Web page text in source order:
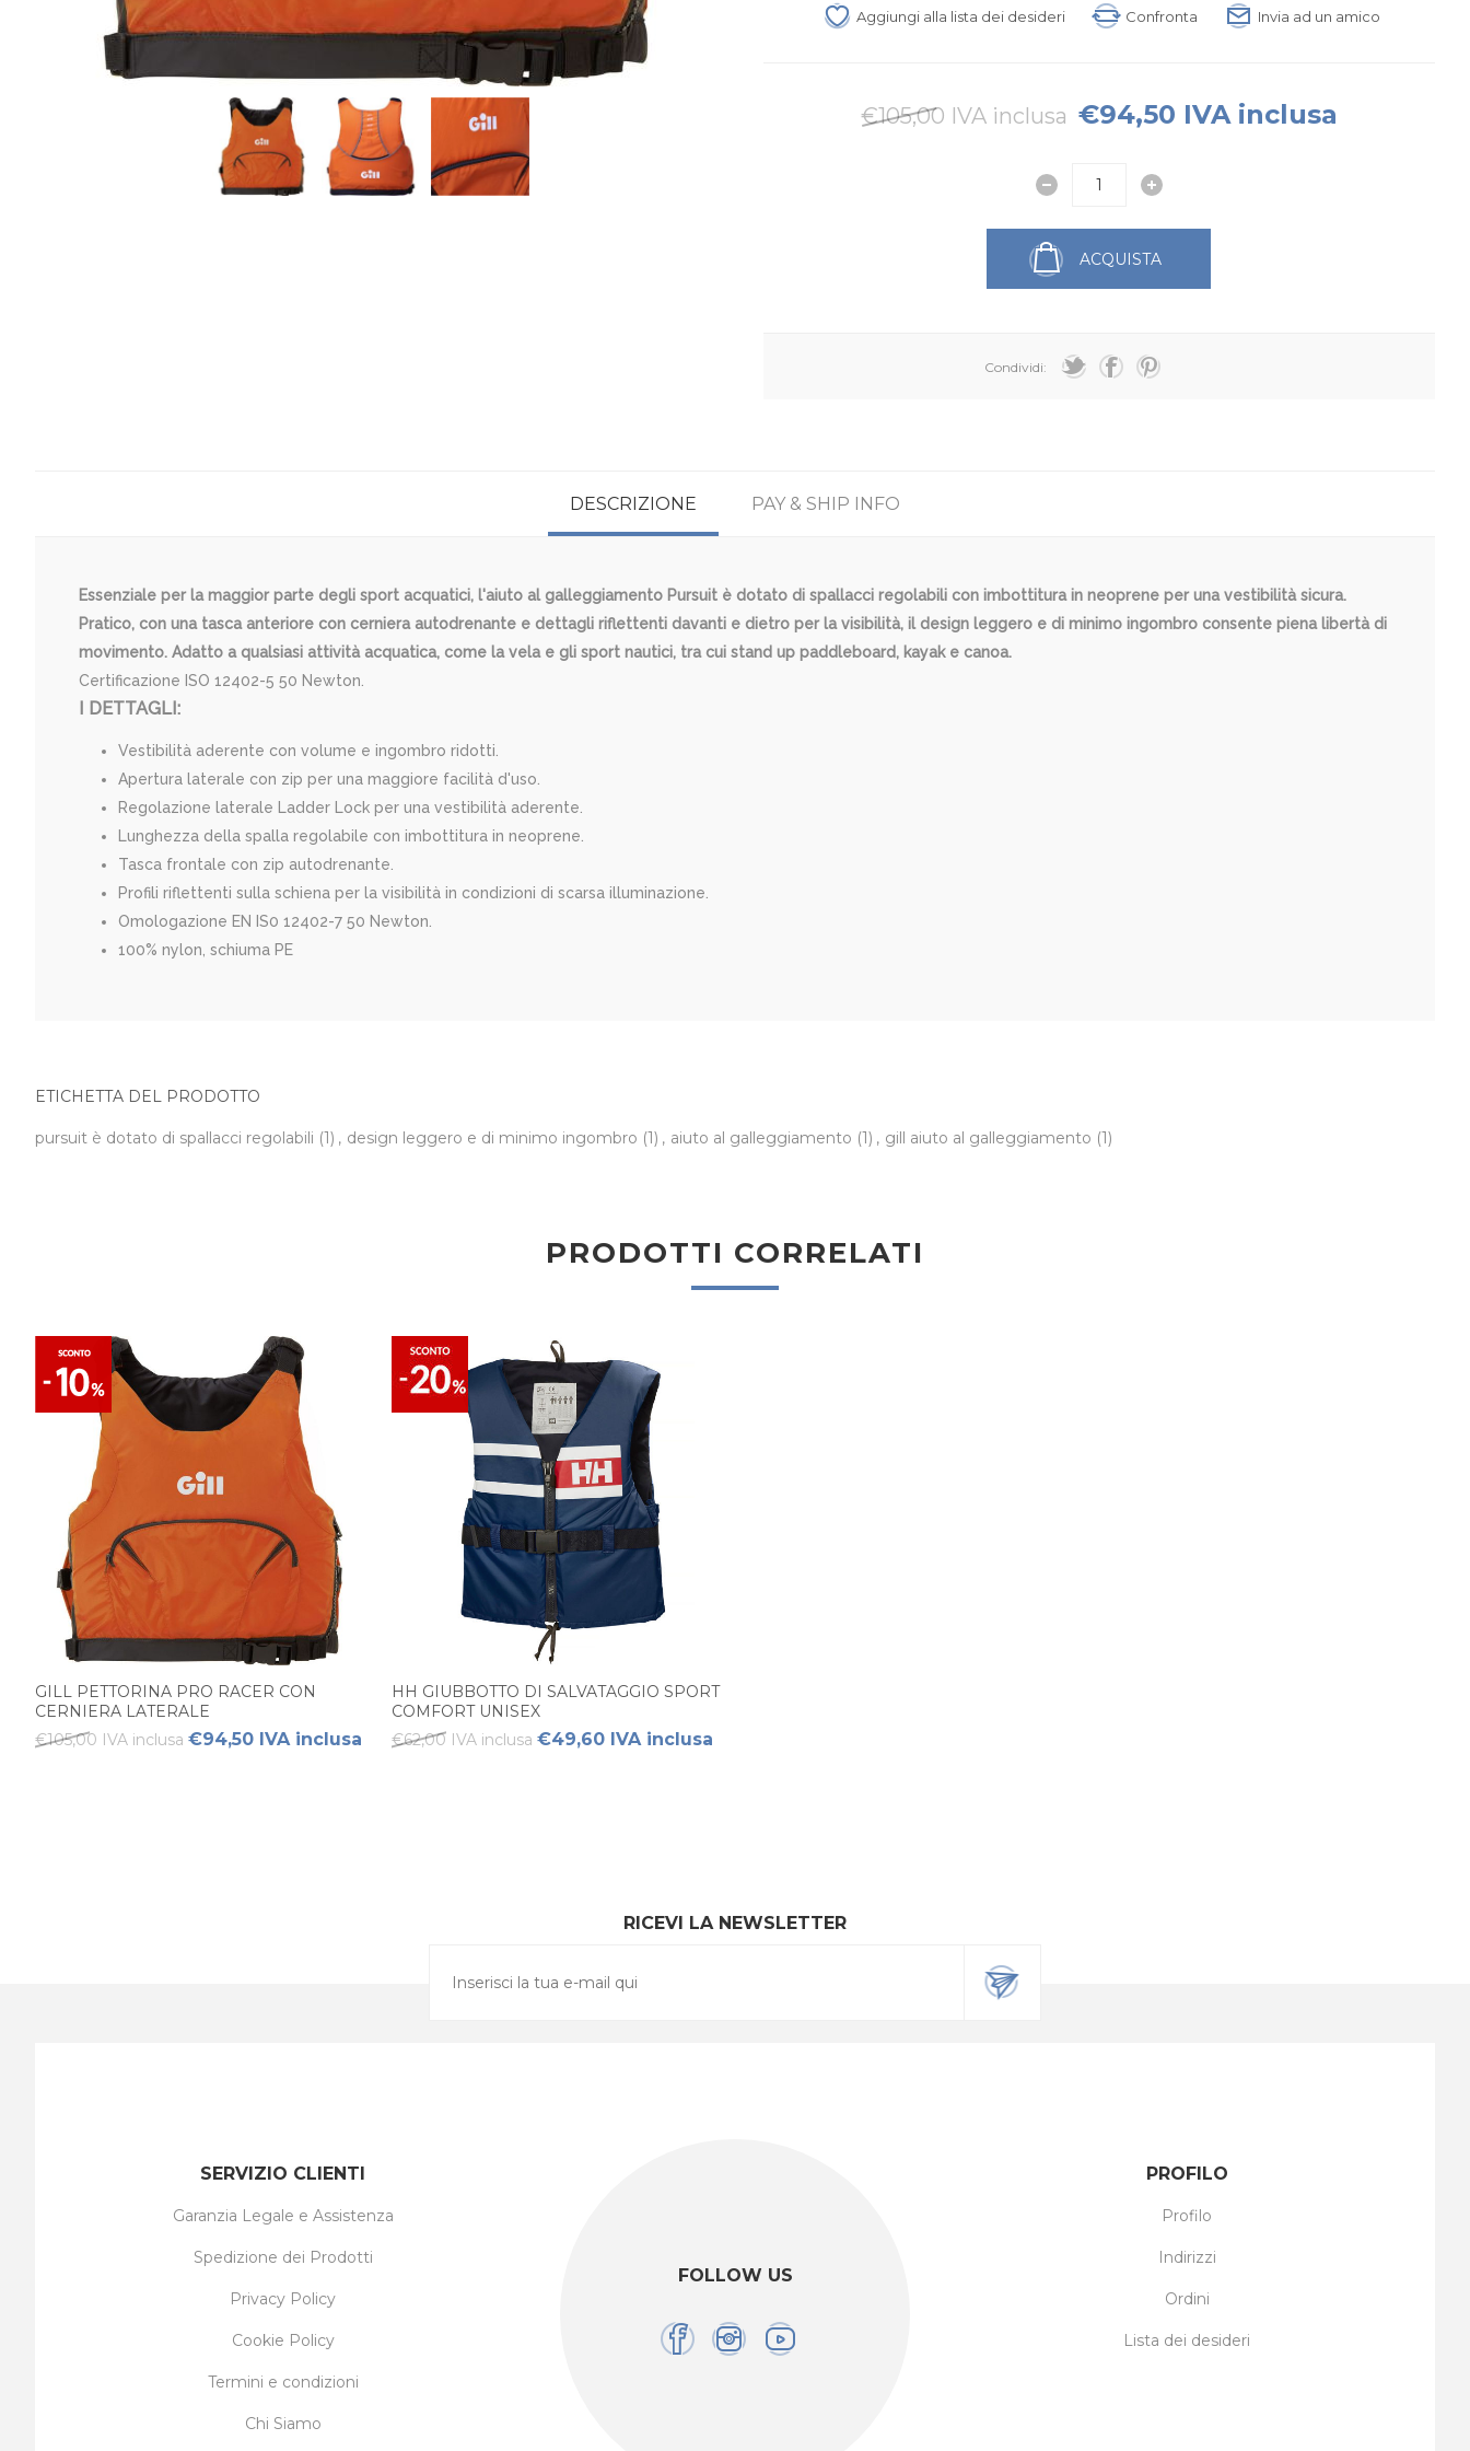
Aggiungi alla lista dei desideri Confronta Invia ad un amico
€105,00 IVA inclusa €94,50 IVA inclusa
ACQUISTA
Condividi:
DESCRIZIONE PAY & SHIP INFO
Essenziale per la maggior parte degli sport acquatici, l'aiuto al galleggiamento Pursuit è dotato di spallacci regolabili con imbottitura in neoprene per una vestibilità sicura.
Pratico, con una tasca anteriore con cerniera autodrenante e dettagli riflettenti davanti e dietro per la visibilità, il design leggero e di minimo ingombro consente piena libertà di
movimento. Adatto a qualsiasi attività acquatica, come la vela e gli sport nautici, tra cui stand up paddleboard, kayak e canoa.
Certificazione ISO 12402-5 50 Newton.
I DETTAGLI:
Vestibilità aderente con volume e ingombro ridotti.
Apertura laterale con zip per una maggiore facilità d'uso.
Regolazione laterale Ladder Lock per una vestibilità aderente.
Lunghezza della spalla regolabile con imbottitura in neoprene.
Tasca frontale con zip autodrenante.
Profili riflettenti sulla schiena per la visibilità in condizioni di scarsa illuminazione.
Omologazione EN IS0 12402-7 50 Newton.
100% nylon, schiuma PE
ETICHETTA DEL PRODOTTO
pursuit è dotato di spallacci regolabili (1) , design leggero e di minimo ingombro (1) , aiuto al galleggiamento (1) , gill aiuto al galleggiamento (1)
PRODOTTI CORRELATI
GILL PETTORINA PRO RACER CON
CERNIERA LATERALE
€105,00 IVA inclusa €94,50 IVA inclusa
HH GIUBBOTTO DI SALVATAGGIO SPORT
COMFORT UNISEX
€62,00 IVA inclusa €49,60 IVA inclusa
RICEVI LA NEWSLETTER
FOLLOW US
SERVIZIO CLIENTI
Garanzia Legale e Assistenza
Spedizione dei Prodotti
Privacy Policy
Cookie Policy
Termini e condizioni
Chi Siamo
PROFILO
Profilo
Indirizzi
Ordini
Lista dei desideri